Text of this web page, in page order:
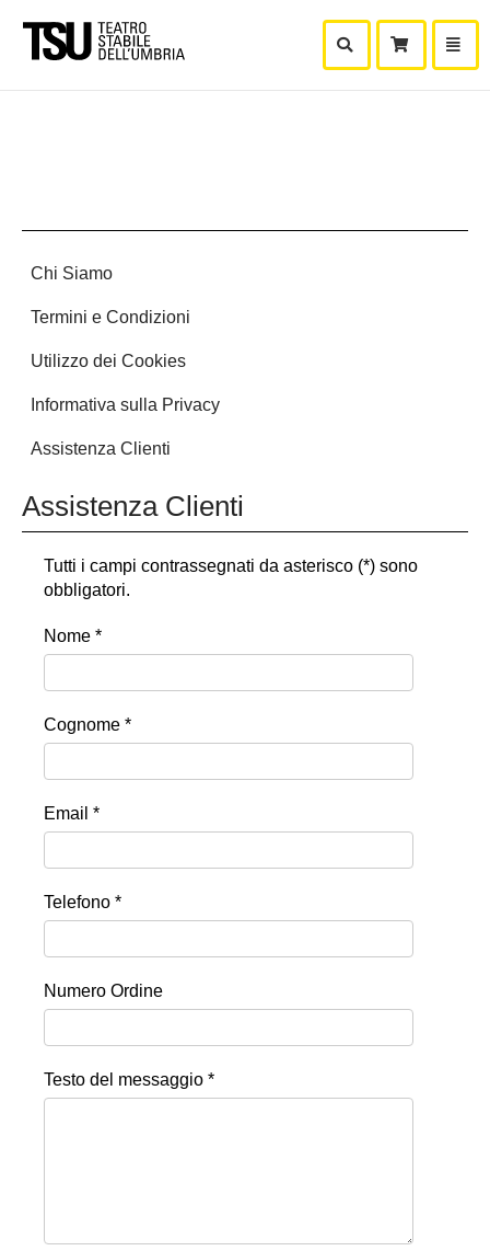
Mostra Ricerca
Chi Siamo
Termini e Condizioni
Utilizzo dei Cookies
Informativa sulla Privacy
Assistenza Clienti
Assistenza Clienti
Tutti i campi contrassegnati da asterisco (*) sono
obbligatori.
Nome *
Cognome *
Email *
Telefono *
Numero Ordine
Testo del messaggio *